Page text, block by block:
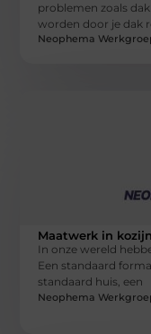
problemen zoals
worden door je dak
Neophema
Maatwerk in
In onze wereld
Een standaard
standaard huis, een
Neophema